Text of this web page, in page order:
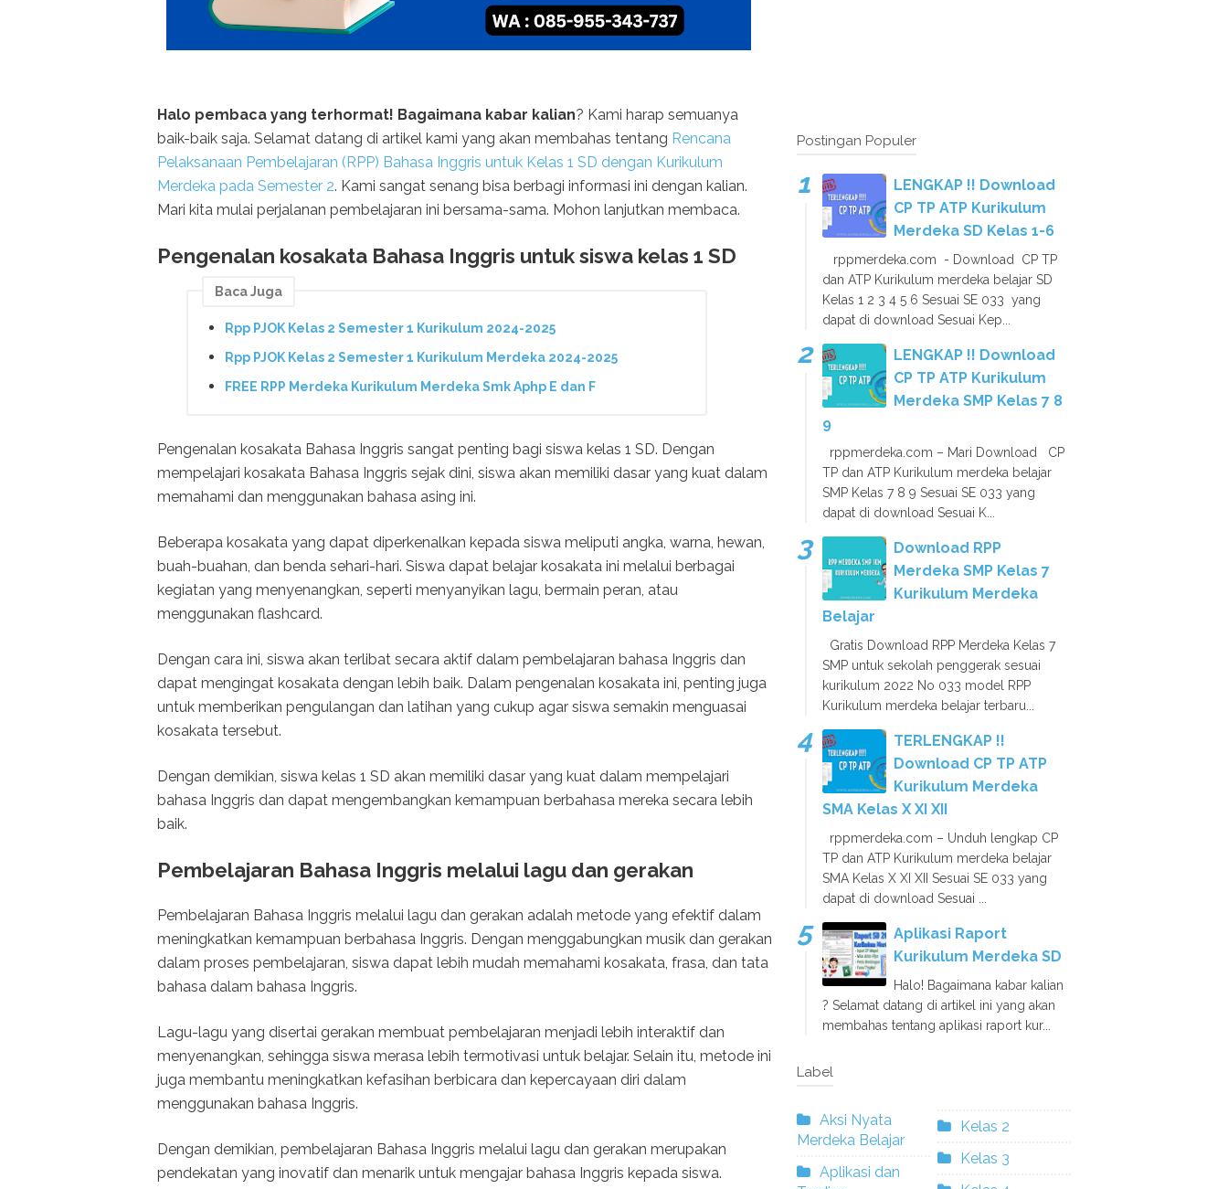
Halo pembaca yang terhormat! Bagaimana kabar kalian? Kami harap semuanya
baik-baik saja. Selamat datang di artikel kami yang akan membahas tentang Rencana
Pelaksanaan Pembelajaran (RPP) Bahasa Inggris untuk Kelas 1 SD dengan Kurikulum
Merdeka pada Semester 2. Kami sangat senang bisa berbagi informasi ini dengan kalian.
Mari kita mulai perjalanan pembelajaran ini bersama-sama. Mohon lanjutkan membaca.
Pengenalan kosakata Bahasa Inggris untuk siswa kelas 1 SD
Baca Juga
Rpp PJOK Kelas 2 Semester 1 Kurikulum 2024-2025
Rpp PJOK Kelas 2 Semester 1 Kurikulum Merdeka 2024-2025
FREE RPP Merdeka Kurikulum Merdeka Smk Aphp E dan F
Pengenalan kosakata Bahasa Inggris sangat penting bagi siswa kelas 1 SD. Dengan
mempelajari kosakata Bahasa Inggris sejak dini, siswa akan memiliki dasar yang kuat dalam
memahami dan menggunakan bahasa asing ini.
Beberapa kosakata yang dapat diperkenalkan kepada siswa meliputi angka, warna, hewan,
buah-buahan, dan benda sehari-hari. Siswa dapat belajar kosakata ini melalui berbagai
kegiatan yang menyenangkan, seperti menyanyikan lagu, bermain peran, atau
menggunakan flashcard.
Dengan cara ini, siswa akan terlibat secara aktif dalam pembelajaran bahasa Inggris dan
dapat mengingat kosakata dengan lebih baik. Dalam pengenalan kosakata ini, penting juga
untuk memberikan pengulangan dan latihan yang cukup agar siswa semakin menguasai
kosakata tersebut.
Dengan demikian, siswa kelas 1 SD akan memiliki dasar yang kuat dalam mempelajari
bahasa Inggris dan dapat mengembangkan kemampuan berbahasa mereka secara lebih
baik.
Pembelajaran Bahasa Inggris melalui lagu dan gerakan
Pembelajaran Bahasa Inggris melalui lagu dan gerakan adalah metode yang efektif dalam
meningkatkan kemampuan berbahasa Inggris. Dengan menggabungkan musik dan gerakan
dalam proses pembelajaran, siswa dapat lebih mudah memahami kosakata, frasa, dan tata
bahasa dalam bahasa Inggris.
Lagu-lagu yang disertai gerakan membuat pembelajaran menjadi lebih interaktif dan
menyenangkan, sehingga siswa merasa lebih termotivasi untuk belajar. Selain itu, metode ini
juga membantu meningkatkan kefasihan berbicara dan kepercayaan diri dalam
menggunakan bahasa Inggris.
Dengan demikian, pembelajaran Bahasa Inggris melalui lagu dan gerakan merupakan
pendekatan yang inovatif dan menarik untuk mengajar bahasa Inggris kepada siswa.
Postingan Populer
LENGKAP !! Download
CP TP ATP Kurikulum
Merdeka SD Kelas 1-6
rppmerdeka.com - Download CP TP
dan ATP Kurikulum merdeka belajar SD
Kelas 1 2 3 4 5 6 Sesuai SE 033 yang
dapat di download Sesuai Kep...
LENGKAP !! Download
CP TP ATP Kurikulum
Merdeka SMP Kelas 7 8
9
rppmerdeka.com – Mari Download CP
TP dan ATP Kurikulum merdeka belajar
SMP Kelas 7 8 9 Sesuai SE 033 yang
dapat di download Sesuai K...
Download RPP
Merdeka SMP Kelas 7
Kurikulum Merdeka
Belajar
Gratis Download RPP Merdeka Kelas 7
SMP untuk sekolah penggerak sesuai
kurikulum 2022 No 033 model RPP
Kurikulum merdeka belajar terbaru...
TERLENGKAP !!
Download CP TP ATP
Kurikulum Merdeka
SMA Kelas X XI XII
rppmerdeka.com – Unduh lengkap CP
TP dan ATP Kurikulum merdeka belajar
SMA Kelas X XI XII Sesuai SE 033 yang
dapat di download Sesuai ...
Aplikasi Raport
Kurikulum Merdeka SD
Halo! Bagaimana kabar kalian
? Selamat datang di artikel ini yang akan
membahas tentang aplikasi raport kur...
Label
Aksi Nyata
Merdeka Belajar
Aplikasi dan
Kelas 2
Kelas 3